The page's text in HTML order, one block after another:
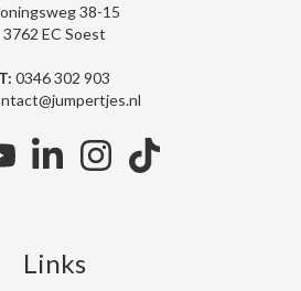
38-15
3762 EC Soest
T: 0346 302 903
Links